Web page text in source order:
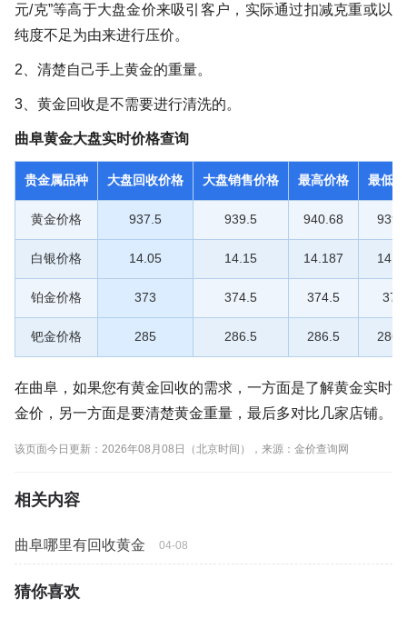
元/克”等高于大盘金价来吸引客户，实际通过扣减克重或以
纯度不足为由来进行压价。
2、清楚自己手上黄金的重量。
3、黄金回收是不需要进行清洗的。
曲阜黄金大盘实时价格查询
贵金属品种 大盘回收价格 大盘销售价格 最高价格 最低
黄金价格 937.5 939.5 940.68
白银价格 14.05 14.15 14.187
铂金价格 373 374.5 374.5 374
钯金价格 285 286.5 286.5
在曲阜，如果您有黄金回收的需求，一方面是了解黄金实时
金价，另一方面是要清楚黄金重量，最后多对比几家店铺。
该页面今日更新：2026年08月08日（北京时间），来源：金价查询网
相关内容
曲阜哪里有回收黄金 04-08
猜你喜欢